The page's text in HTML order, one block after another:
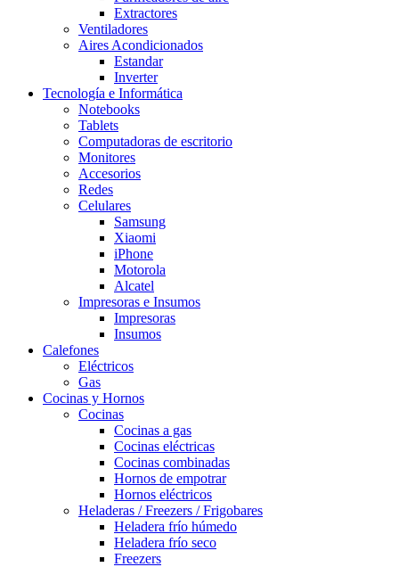
Extractores
Ventiladores
Aires Acondicionados
Estandar
Inverter
Tecnología e Informática
Notebooks
Tablets
Computadoras de escritorio
Monitores
Accesorios
Redes
Celulares
Samsung
Xiaomi
iPhone
Motorola
Alcatel
Impresoras e Insumos
Impresoras
Insumos
Calefones
Eléctricos
Gas
Cocinas y Hornos
Cocinas
Cocinas a gas
Cocinas eléctricas
Cocinas combinadas
Hornos de empotrar
Hornos eléctricos
Heladeras / Freezers / Frigobares
Heladera frío húmedo
Heladera frío seco
Freezers